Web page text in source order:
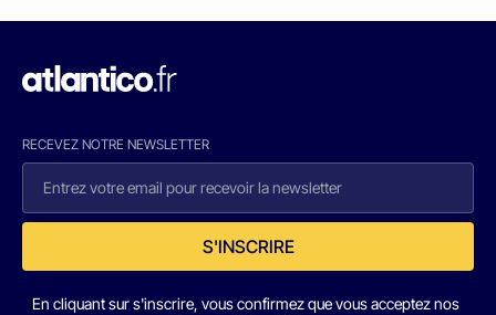
RECEVEZ NOTRE NEWSLETTER
S'INSCRIRE
En cliquant sur s'inscrire, vous confirmez que vous acceptez nos